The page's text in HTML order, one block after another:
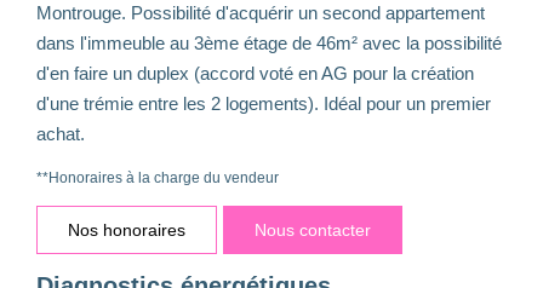
Montrouge. Possibilité d'acquérir un second appartement
dans l'immeuble au 3ème étage de 46m² avec la possibilité
d'en faire un duplex (accord voté en AG pour la création
d'une trémie entre les 2 logements). Idéal pour un premier
achat.
**Honoraires à la charge du vendeur
Nos honoraires Nous contacter